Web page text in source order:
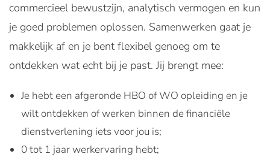
commercieel bewustzijn, analytisch vermogen en kun
je goed problemen oplossen. Samenwerken gaat je
makkelijk af en je bent flexibel genoeg om te
ontdekken wat echt bij je past. Jij brengt mee:
Je hebt een afgeronde HBO of WO opleiding en je
wilt ontdekken of werken binnen de financiële
dienstverlening iets voor jou is;
0 tot 1 jaar werkervaring hebt;